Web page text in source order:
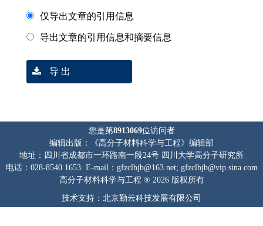
仅导出文章的引用信息
导出文章的引用信息和摘要信息
导 出
您是第8913069位访问者
编辑出版：《高分子材料科学与工程》编辑部
地址：四川省成都市一环路南一段24号 四川大学高分子研究所
电话：028-8540 1653 E-mail：gfzclbjb@163.net; gfzclbjb@vip.sina.com
高分子材料科学与工程 ® 2026 版权所有
技术支持：北京勤云科技发展有限公司